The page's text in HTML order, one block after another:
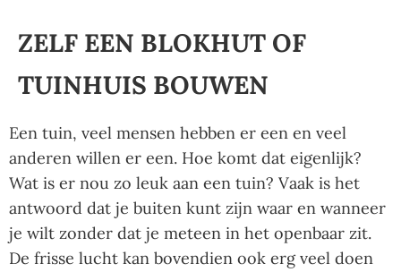
ZELF EEN BLOKHUT OF
TUINHUIS BOUWEN
Een tuin, veel mensen hebben er een en veel
anderen willen er een. Hoe komt dat eigenlijk?
Wat is er nou zo leuk aan een tuin? Vaak is het
antwoord dat je buiten kunt zijn waar en wanneer
je wilt zonder dat je meteen in het openbaar zit.
De frisse lucht kan bovendien ook erg veel doen